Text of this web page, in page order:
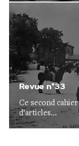
Revue n°33
Ce second
d’articles...